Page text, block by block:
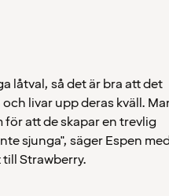
låtval, så det är bra att det
livar upp deras kväll.
för att de skapar en trevlig
sjunga", säger Espen
Strawberry.